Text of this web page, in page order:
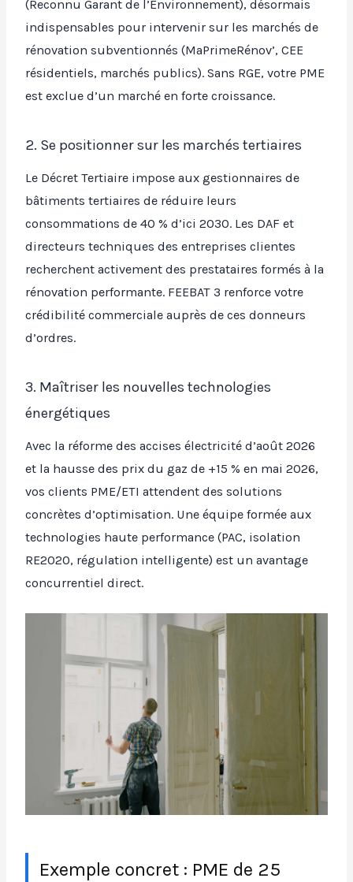
(Reconnu Garant de l’Environnement), désormais
indispensables pour intervenir sur les marchés de
rénovation subventionnés (MaPrimeRénov’, CEE
résidentiels, marchés publics). Sans RGE, votre PME
est exclue d’un marché en forte croissance.
2. Se positionner sur les marchés tertiaires
Le Décret Tertiaire impose aux gestionnaires de
bâtiments tertiaires de réduire leurs
consommations de 40 % d’ici 2030. Les DAF et
directeurs techniques des entreprises clientes
recherchent activement des prestataires formés à la
rénovation performante. FEEBAT 3 renforce votre
crédibilité commerciale auprès de ces donneurs
d’ordres.
3. Maîtriser les nouvelles technologies
énergétiques
Avec la réforme des accises électricité d’août 2026
et la hausse des prix du gaz de +15 % en mai 2026,
vos clients PME/ETI attendent des solutions
concrètes d’optimisation. Une équipe formée aux
technologies haute performance (PAC, isolation
RE2020, régulation intelligente) est un avantage
concurrentiel direct.
Exemple concret : PME de 25